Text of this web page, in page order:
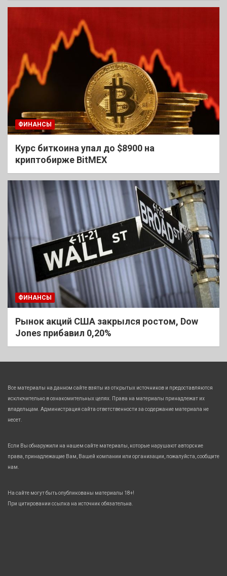
ФИНАНСЫ
Курс биткоина упал до $8900 на
криптобирже BitMEX
ФИНАНСЫ
Рынок акций США закрылся ростом, Dow
Jones прибавил 0,20%
Все материалы на данном сайте взяты из открытых источников и предоставляются
исключительно в ознакомительных целях. Права на материалы принадлежат их
владельцам. Администрация сайта ответственности за содержание материала не
несет.
Если Вы обнаружили на нашем сайте материалы, которые нарушают авторские
права, принадлежащие Вам, Вашей компании или организации, пожалуйста, сообщите
нам.
На сайте могут быть опубликованы материалы 18+!
При цитировании ссылка на источник обязательна.